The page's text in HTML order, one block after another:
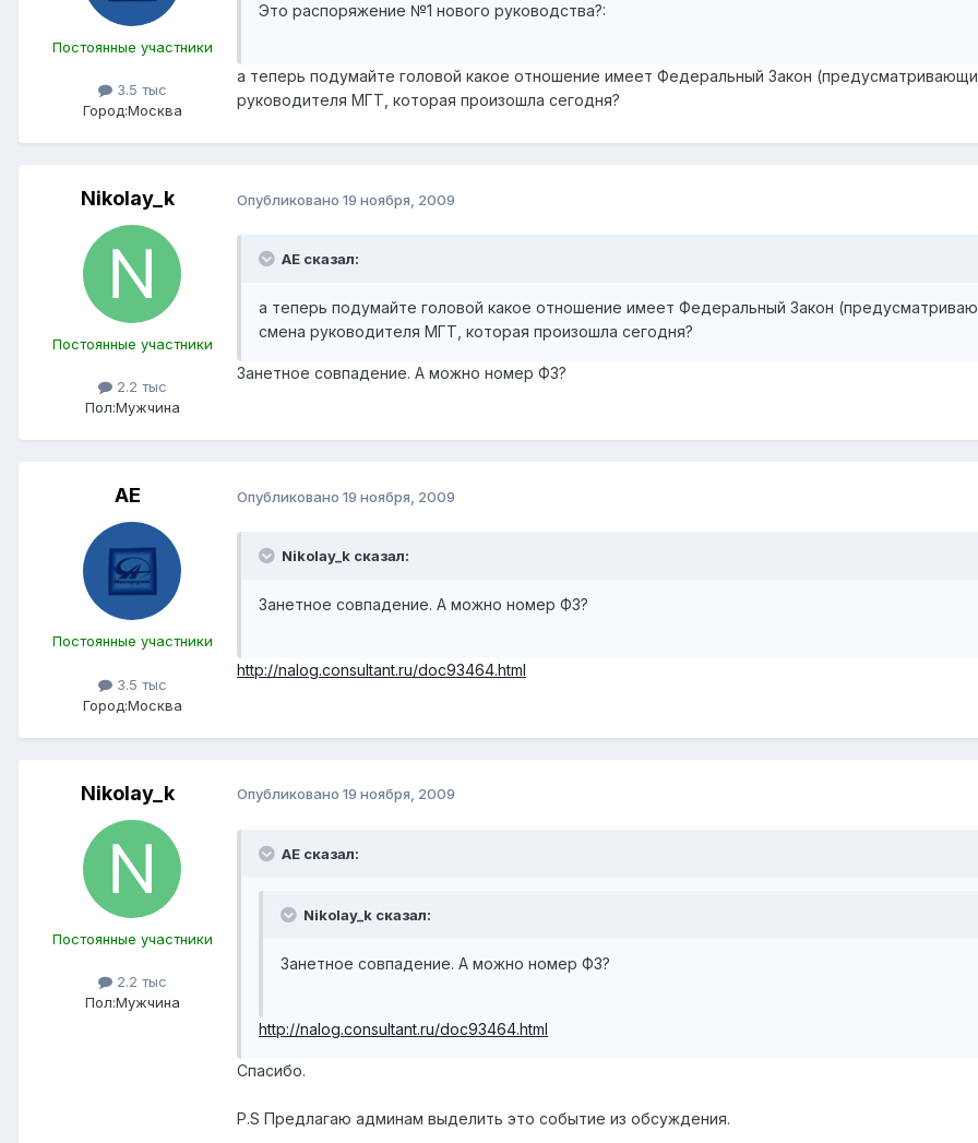
Постоянные участники
3.5 тыс
Город:Москва
Это распоряжение №1 нового руководства?:
а теперь подумайте головой какое отношение имеет Федеральный Закон
руководителя МГТ, которая произошла сегодня?
Nikolay_k
Постоянные участники
2.2 тыс
Пол:Мужчина
Опубликовано 19 ноября, 2009
АЕ сказал:
а теперь подумайте головой какое отношение имеет Федеральный Закон
смена руководителя МГТ, которая произошла сегодня?
Занетное совпадение. А можно номер ФЗ?
АЕ
Постоянные участники
3.5 тыс
Город:Москва
Опубликовано 19 ноября, 2009
Nikolay_k сказал:
Занетное совпадение. А можно номер ФЗ?
http://nalog.consultant.ru/doc93464.html
Nikolay_k
Постоянные участники
2.2 тыс
Пол:Мужчина
Опубликовано 19 ноября, 2009
АЕ сказал:
Nikolay_k сказал:
Занетное совпадение. А можно номер ФЗ?
http://nalog.consultant.ru/doc93464.html
Спасибо.
P.S Предлагаю админам выделить это событие из обсуждения.